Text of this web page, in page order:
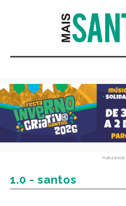
PUBLICIDADE
1.0 - santos